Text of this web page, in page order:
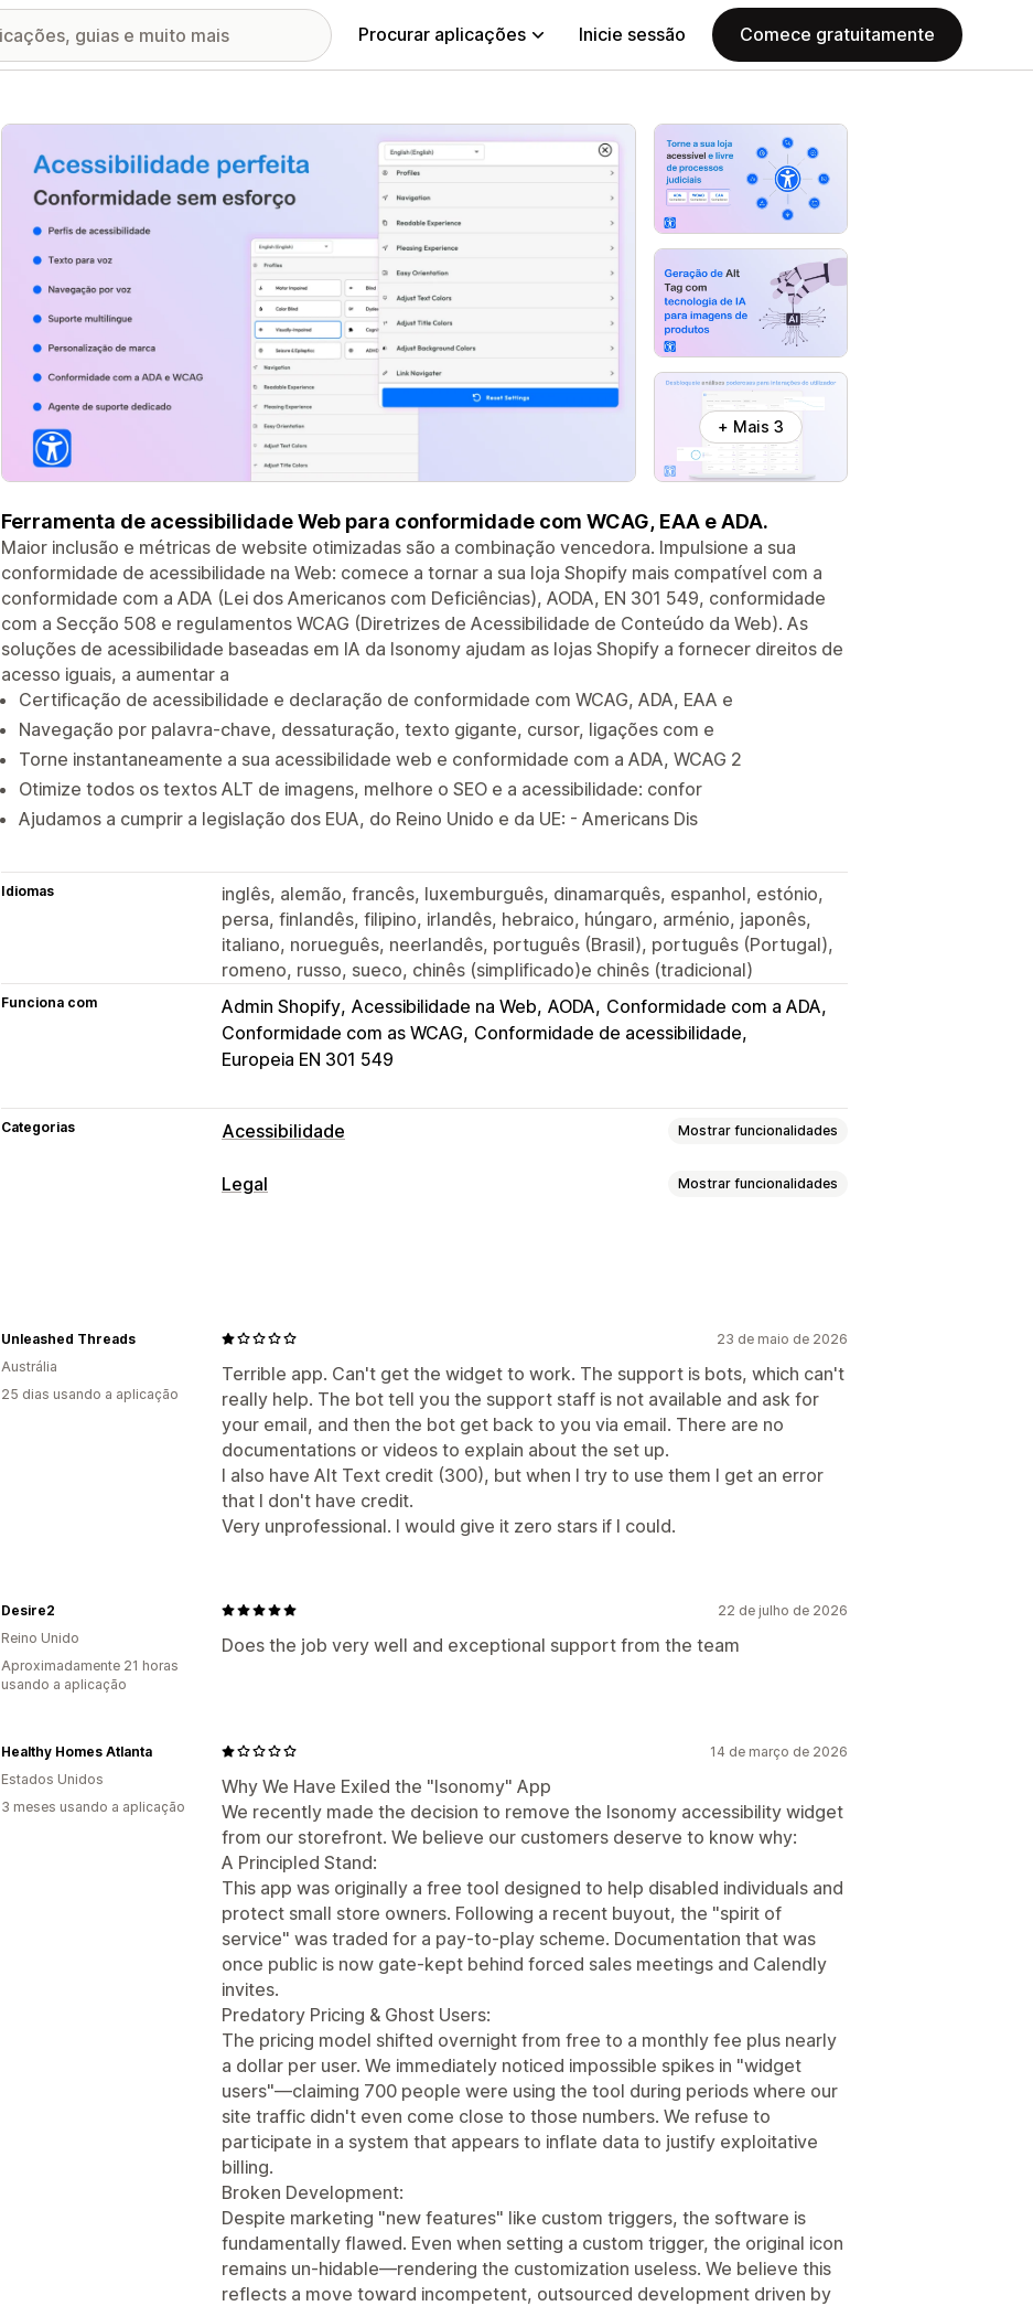
Procurar aplicações Inicie sessão Comece gratuitamente
Galeria de imagens em destaque
+ Mais 3
Ferramenta de acessibilidade Web para conformidade com WCAG, EAA e ADA.
Maior inclusão e métricas de website otimizadas são a combinação vencedora. Impulsione a sua
conformidade de acessibilidade na Web: comece a tornar a sua loja Shopify mais compatível com a
conformidade com a ADA (Lei dos Americanos com Deficiências), AODA, EN 301 549, conformidade
com a Secção 508 e regulamentos WCAG (Diretrizes de Acessibilidade de Conteúdo da Web). As
soluções de acessibilidade baseadas em IA da Isonomy ajudam as lojas Shopify a fornecer direitos de
acesso iguais, a aumentar a
Certificação de acessibilidade e declaração de conformidade com WCAG, ADA, EAA e
Navegação por palavra-chave, dessaturação, texto gigante, cursor, ligações com e
Torne instantaneamente a sua acessibilidade web e conformidade com a ADA, WCAG 2
Otimize todos os textos ALT de imagens, melhore o SEO e a acessibilidade: confor
Ajudamos a cumprir a legislação dos EUA, do Reino Unido e da UE: - Americans Dis
Idiomas
inglês, alemão, francês, luxemburguês, dinamarquês, espanhol, estónio,
persa, finlandês, filipino, irlandês, hebraico, húngaro, arménio, japonês,
italiano, norueguês, neerlandês, português (Brasil), português (Portugal),
romeno, russo, sueco, chinês (simplificado)e chinês (tradicional)
Funciona com Admin Shopify Acessibilidade na Web AODA Conformidade com a ADA
Conformidade com as WCAG Conformidade de acessibilidade
Europeia EN 301 549
Categorias Acessibilidade Mostrar funcionalidades
Tipos de conformidade
Texto alternativo
Tamanho do cursor Tamanho do tipo de letra
Escala de cinzentos
Destaques da ligação
Linha de leitura Widget SEO Baseado em IA
Relatórios Análise de dados
Legal Mostrar funcionalidades
Cor e tipo de letra
Multilingue
Botões
23 de maio de 2026
Terrible app. Can't get the widget to work. The support is bots, which can't
really help. The bot tell you the support staff is not available and ask for
your email, and then the bot get back to you via email. There are no
documentations or videos to explain about the set up.
I also have Alt Text credit (300), but when I try to use them I get an error
that I don't have credit.
Very unprofessional. I would give it zero stars if I could.
Unleashed Threads
Austrália
25 dias usando a aplicação
22 de julho de 2026
Does the job very well and exceptional support from the team
Desire2
Reino Unido
Aproximadamente 21 horas
usando a aplicação
14 de março de 2026
Why We Have Exiled the "Isonomy" App
We recently made the decision to remove the Isonomy accessibility widget
from our storefront. We believe our customers deserve to know why:
A Principled Stand:
This app was originally a free tool designed to help disabled individuals and
protect small store owners. Following a recent buyout, the "spirit of
service" was traded for a pay-to-play scheme. Documentation that was
once public is now gate-kept behind forced sales meetings and Calendly
invites.
Predatory Pricing & Ghost Users:
The pricing model shifted overnight from free to a monthly fee plus nearly
a dollar per user. We immediately noticed impossible spikes in "widget
users"—claiming 700 people were using the tool during periods where our
site traffic didn't even come close to those numbers. We refuse to
participate in a system that appears to inflate data to justify exploitative
billing.
Broken Development:
Despite marketing "new features" like custom triggers, the software is
fundamentally flawed. Even when setting a custom trigger, the original icon
remains un-hidable—rendering the customization useless. We believe this
reflects a move toward incompetent, outsourced development driven by
Healthy Homes Atlanta
Estados Unidos
3 meses usando a aplicação